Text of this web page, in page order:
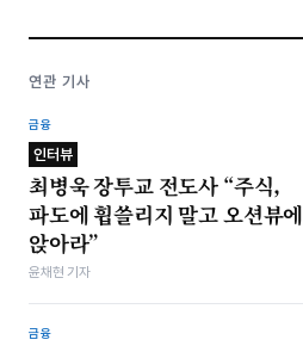
연관 기사
금융
인터뷰
최병욱 장투교 전도사 “주식,
파도에 휩쓸리지 말고 오션뷰에
앉아라”
윤채현 기자
금융